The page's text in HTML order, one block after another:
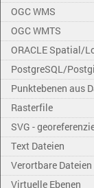
OGC WMS
OGC WMTS
ORACLE Spatial/
PostgreSQL/
Punktebenen aus
Rasterfile
SVG -
Text Dateien
Verortbare Dateien
Virtuelle Ebenen